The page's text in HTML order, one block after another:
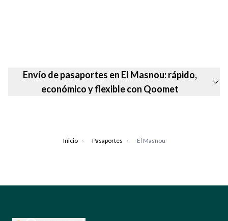
Envío de pasaportes en El Masnou: rápido,
económico y flexible con Qoomet
Inicio › Pasaportes › El Masnou